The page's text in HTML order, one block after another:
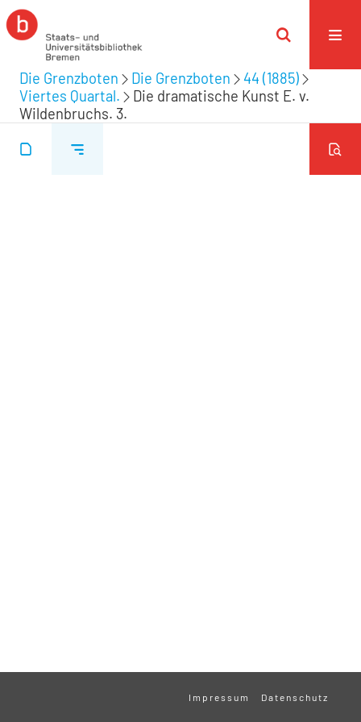
Die Grenzboten Die Grenzboten
44 (1885)
Viertes Quartal.
Die dramatische Kunst E. v.
Wildenbruchs. 3.
Impressum Datenschutz